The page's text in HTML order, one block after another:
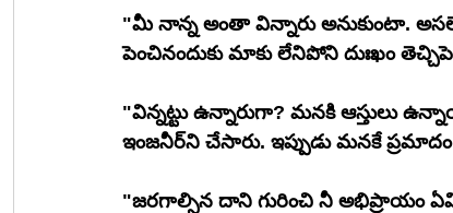
"మీ నాన్న అంతా విన్నారు అనుకుంటా.
పెంచినందుకు మాకు లేనిపోని దుఃఖం
"విన్నట్టు ఉన్నారుగా? మనకి ఆస్తులు
ఇంజనీర్‌ని చేసారు. ఇప్పుడు మనకే
"జరగాల్సిన దాని గురించి నీ అభిప్రాయం